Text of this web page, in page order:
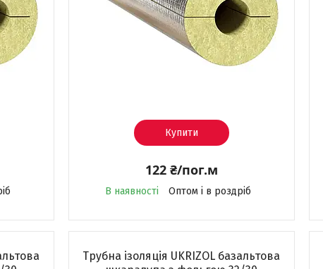
Купити
122 ₴/пог.м
В наявності Оптом і в роздріб
Трубна ізоляція UKRIZOL базальтова